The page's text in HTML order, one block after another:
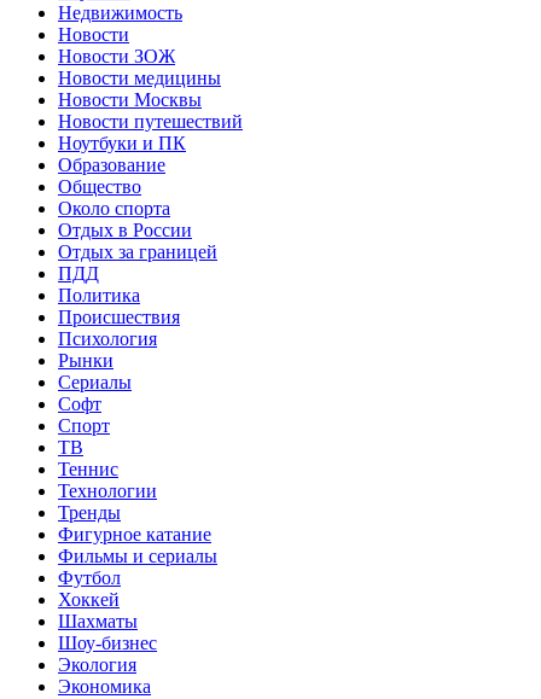
Недвижимость
Новости
Новости ЗОЖ
Новости медицины
Новости Москвы
Новости путешествий
Ноутбуки и ПК
Образование
Общество
Около спорта
Отдых в России
Отдых за границей
ПДД
Политика
Происшествия
Психология
Рынки
Сериалы
Софт
Спорт
ТВ
Теннис
Технологии
Тренды
Фигурное катание
Фильмы и сериалы
Футбол
Хоккей
Шахматы
Шоу-бизнес
Экология
Экономика